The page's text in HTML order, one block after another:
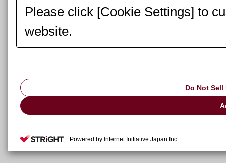
Please click [Cookie Settings] to
website.
Do Not
Powered by Internet Initiative Japan Inc.